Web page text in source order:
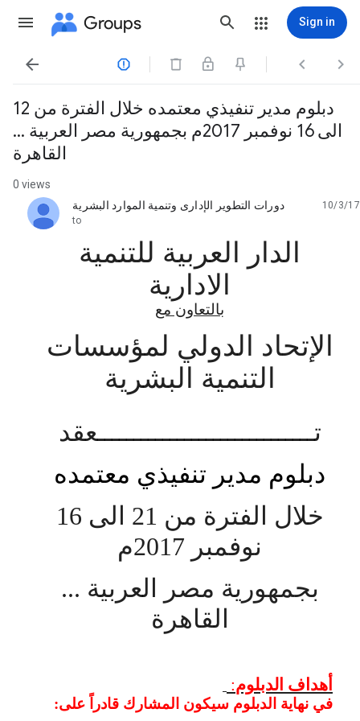
Groups Sign in
   
دبلوم مدير تنفيذي معتمده خلال الفترة من 12
الى 16 نوفمبر 2017م بجمهورية مصر العربية ...
القاهرة
0 views
دورات التطوير الإدارى وتنمية الموارد البشرية
unread,
10/3/17
to
الدار العربية للتنمية
الادارية
بالتعاون مع
الإتحاد الدولي لمؤسسات
التنمية البشرية
تــــــــــــــــــــــــــــــعقد
دبلوم مدير تنفيذي معتمده
خلال الفترة من 1
2 الى 16
نوفمبر 2017م
بجمهورية مصر العربية ...
القاهرة
أهداف الدبلوم:
في نهاية الدبلوم سيكون المشارك قادراً على: